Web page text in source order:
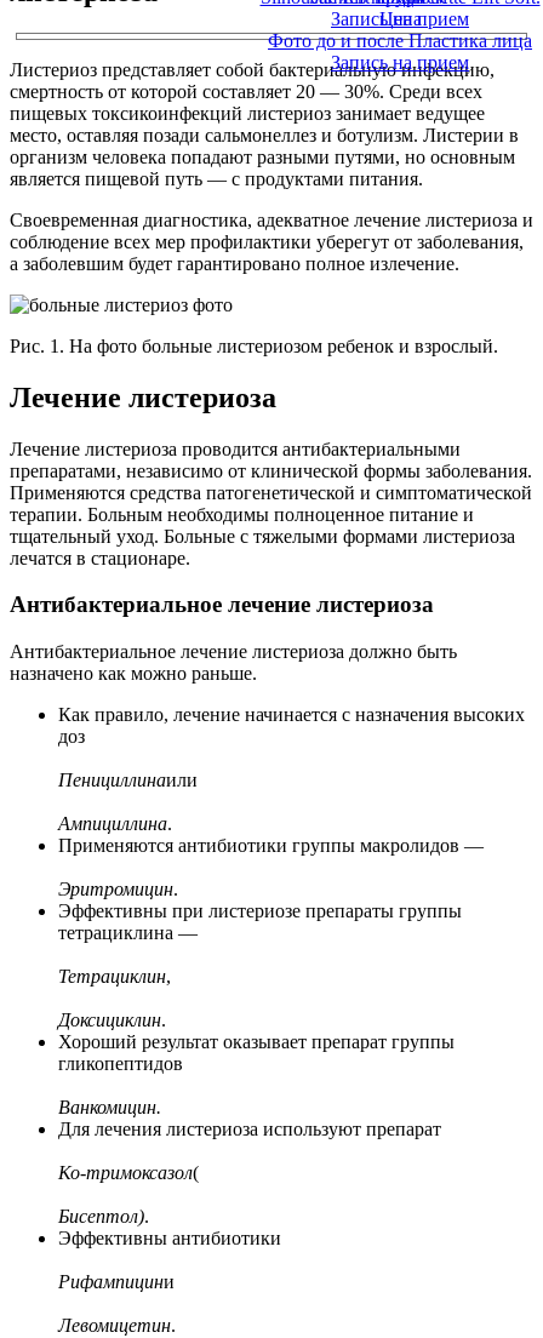
Цена
Фото до и после Пластика лица
Запись на прием
Запись на прием
Листериоз представляет собой бактериальную инфекцию,
смертность от которой составляет 20 — 30%. Среди всех
пищевых токсикоинфекций листериоз занимает ведущее
место, оставляя позади сальмонеллез и ботулизм. Листерии в
организм человека попадают разными путями, но основным
является пищевой путь — с продуктами питания.
Своевременная диагностика, адекватное лечение листериоза и
соблюдение всех мер профилактики уберегут от заболевания,
а заболевшим будет гарантировано полное излечение.
Рис. 1. На фото больные листериозом ребенок и взрослый.
Лечение листериоза
Лечение листериоза проводится антибактериальными
препаратами, независимо от клинической формы заболевания.
Применяются средства патогенетической и симптоматической
терапии. Больным необходимы полноценное питание и
тщательный уход. Больные с тяжелыми формами листериоза
лечатся в стационаре.
Антибактериальное лечение листериоза
Антибактериальное лечение листериоза должно быть
назначено как можно раньше.
Как правило, лечение начинается с назначения высоких
доз
Пенициллинаили
Ампициллина.
Применяются антибиотики группы макролидов —
Эритромицин.
Эффективны при листериозе препараты группы
тетрациклина —
Тетрациклин,
Доксициклин.
Хороший результат оказывает препарат группы
гликопептидов
Ванкомицин.
Для лечения листериоза используют препарат
Ко-тримоксазол(
Бисептол).
Эффективны антибиотики
Рифампицини
Левомицетин.